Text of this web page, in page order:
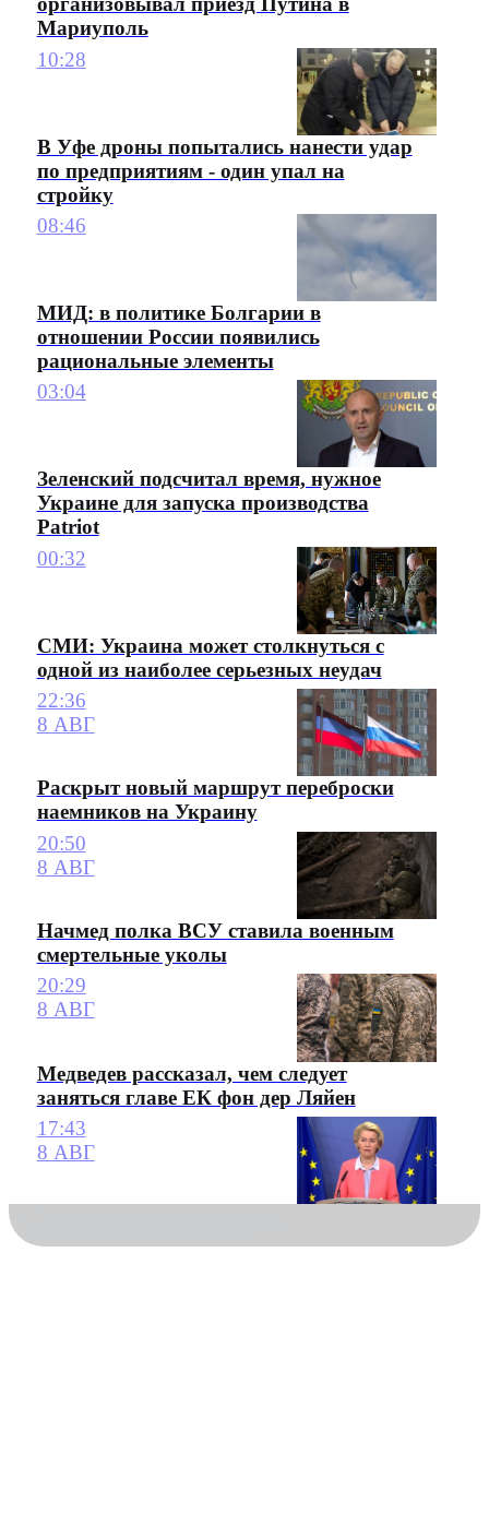
Мариуполь
10:28
В Уфе дроны попытались нанести удар
по предприятиям - один упал на
стройку
08:46
МИД: в политике Болгарии в
отношении России появились
рациональные элементы
03:04
Зеленский подсчитал время, нужное
Украине для запуска производства
Patriot
00:32
СМИ: Украина может столкнуться с
одной из наиболее серьезных неудач
22:36
8 АВГ
Раскрыт новый маршрут переброски
наемников на Украину
20:50
8 АВГ
Начмед полка ВСУ ставила военным
смертельные уколы
20:29
8 АВГ
Медведев рассказал, чем следует
заняться главе ЕК фон дер Ляйен
17:43
8 АВГ